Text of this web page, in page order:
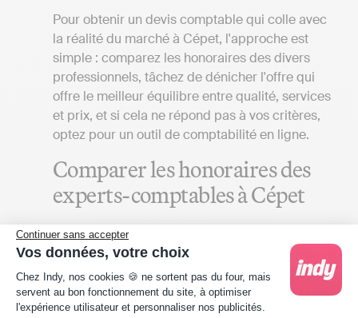
Continuer sans accepter
Vos données, votre choix
Plateforme de Gestion du Consentement :
Chez Indy, nos cookies 🍪 ne sortent pas du four, mais
servent au bon fonctionnement du site, à optimiser
l'expérience utilisateur et personnaliser nos publicités.
Pour obtenir un devis comptable qui colle avec
la réalité du marché à Cépet, l'approche est
simple : comparez les honoraires des divers
professionnels, tâchez de dénicher l'offre qui
offre le meilleur équilibre entre qualité, services
et prix, et si cela ne répond pas à vos critères,
optez pour un outil de comptabilité en ligne.
Comparer les honoraires des
experts-comptables à Cépet
Pour obtenir un devis de cabinet comptable
aligné sur la réalité du marché de Haute-
Garonne, que votre entreprise soit établie à
Cépet ou ailleurs, plusieurs éléments doivent
être pris en compte :